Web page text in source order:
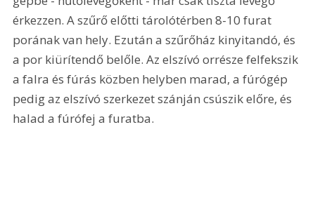
érkezzen. A szűrő előtti tárolótérben 8-10 furat
porának van hely. Ezután a szűrőház kinyitandó, és
a por kiürítendő belőle. Az elszívó orrésze felfekszik
a falra és fúrás közben helyben marad, a fúrógép
pedig az elszívó szerkezet szánján csúszik előre, és
halad a fúrófej a furatba.